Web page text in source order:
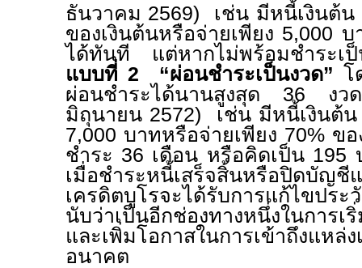
ธันวาคม 2569) เช่น มีหนี้เงินต้น
ของเงินต้นหรือจ่ายเพียง 5,000 บ
ได้ทันที แต่หากไม่พร้อมชำระเ
แบบที่2 “ผ่อนชำระเป็นงวด” โ
ผ่อนชำระได้นานสูงสุด 36 ง
มิถุนายน 2572) เช่น มีหนี้เงินต้
7,000 บาทหรือจ่ายเพียง 70% ขอ
ชำระ 36 เดือน หรือคิดเป็น 195
เมื่อชำระหนี้เสร็จสิ้นหรือปิดบั
เครดิตบูโรจะได้รับการแก้ไขปร
นับว่าเป็นอีกช่องทางหนึ่งในการเ
และเพิ่มโอกาสในการเข้าถึงแหล่
อนาคต